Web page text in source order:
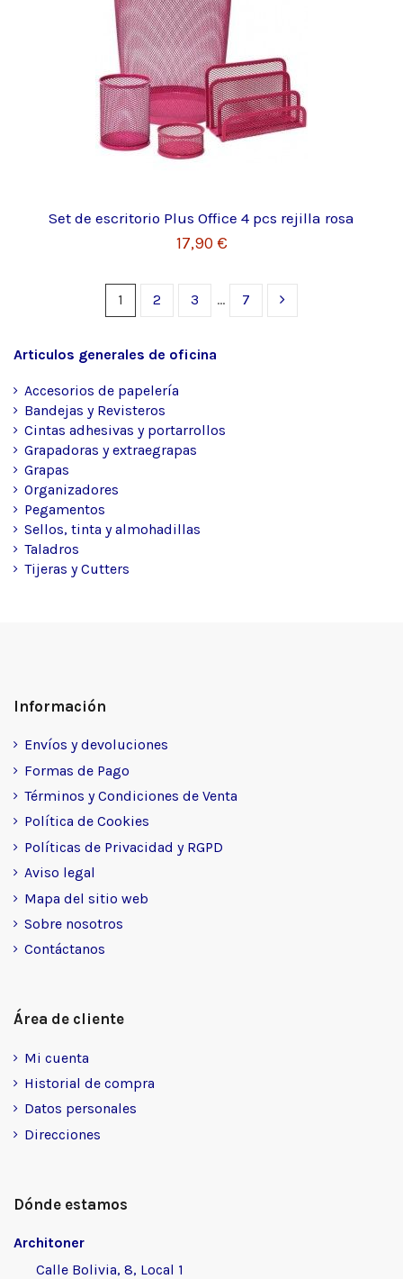
Set de escritorio Plus Office 4 pcs rejilla rosa
17,90 €
1 2 3 … 7
Articulos generales de oficina
Accesorios de papelería
Bandejas y Revisteros
Cintas adhesivas y portarrollos
Grapadoras y extraegrapas
Grapas
Organizadores
Pegamentos
Sellos, tinta y almohadillas
Taladros
Tijeras y Cutters
Información
Envíos y devoluciones
Formas de Pago
Términos y Condiciones de Venta
Política de Cookies
Políticas de Privacidad y RGPD
Aviso legal
Mapa del sitio web
Sobre nosotros
Contáctanos
Área de cliente
Mi cuenta
Historial de compra
Datos personales
Direcciones
Dónde estamos
Architoner
Calle Bolivia, 8, Local 1